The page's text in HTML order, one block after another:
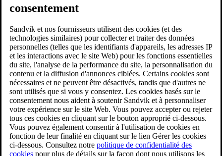
consentement
Sandvik et nos fournisseurs utilisent des cookies (et des
technologies similaires) pour collecter et traiter des données
personnelles (telles que les identifiants d'appareils, les adresses IP
et les interactions avec le site Web) pour les fonctions essentielles
du site, l'analyse de la performance du site, la personnalisation du
contenu et la diffusion d'annonces ciblées. Certains cookies sont
nécessaires et ne peuvent être désactivés, tandis que d'autres ne
sont utilisés que si vous y consentez. Les cookies basés sur le
consentement nous aident à soutenir Sandvik et à personnaliser
votre expérience sur le site Web. Vous pouvez accepter ou rejeter
tous ces cookies en cliquant sur le bouton approprié ci-dessous.
Vous pouvez également consentir à l'utilisation de cookies en
fonction de leur finalité en cliquant sur le lien Gérer les cookies
ci-dessous. Consultez notre politique de confidentialité des
cookies pour plus de détails sur la façon dont nous utilisons les